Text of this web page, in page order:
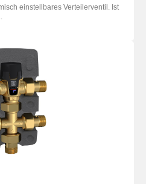
einstellbares Verteilerventil. Ist